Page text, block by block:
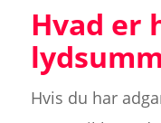
Hvad er
Hvis du har